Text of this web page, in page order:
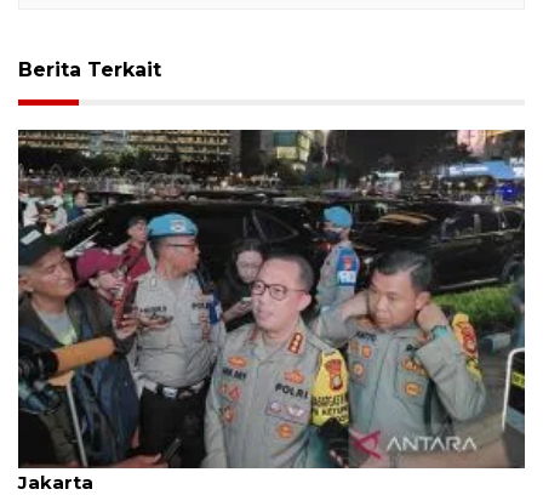
Berita Terkait
Polda Metro Jaya siap amankan malam takbiran di
Jakarta